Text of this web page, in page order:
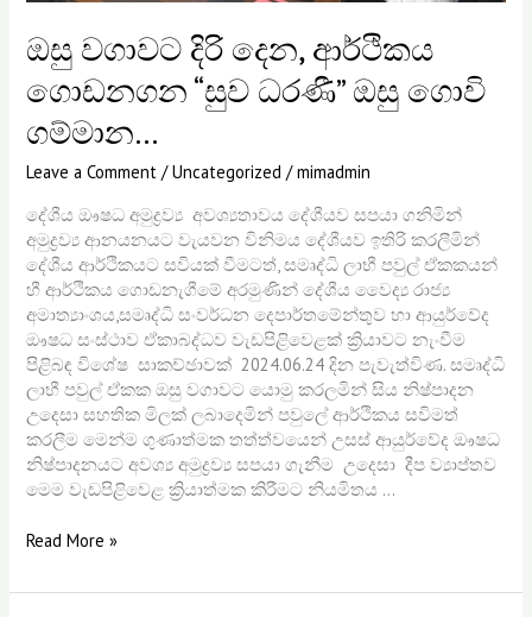
ඔසු වගාවට දිරි දෙන, ආර්ථිකය
ගොඩනගන “සුව ධරණී” ඔසු ගොවි
ගම්මාන…
Leave a Comment /Uncategorized /mimadmin
දේශීය ඖෂධ අමුද්‍රව්‍ය අවශ්‍යතාවය දේශීයව සපයා ගනිමින්
අමුද්‍රව්‍ය ආනයනයට වැයවන විනිමය දේශීයව ඉතිරි කරලීමින්
දේශීය ආර්ථිකයට සවියක් වීමටත්, සමෘද්ධි ලාභී පවුල් ඒකකයන්
හී ආර්ථිකය ගොඩනැගීමේ අරමුණින් දේශීය වෛද්‍ය රාජ්‍ය
අමාත්‍යාංශය,සමෘද්ධි සංවර්ධන දෙපාර්තමේන්තුව හා ආයුර්වේද
ඖෂධ සංස්ථාව ඒකාබද්ධව වැඩපිළිවෙළක් ක්‍රියාවට නැංවීම
පිළිබඳ විශේෂ සාකච්ඡාවක් 2024.06.24 දින පැවැත්විණ. සමෘද්ධි
ලාභී පවුල් ඒකක ඔසු වගාවට යොමු කරලමින් සිය නිෂ්පාදන
උදෙසා සහතික මිලක් ලබාදෙමින් පවුලේ ආර්ථිකය සවිමත්
කරලීම මෙන්ම ගුණාත්මක තත්ත්වයෙන් උසස් ආයුර්වේද ඖෂධ
නිෂ්පාදනයට අවශ්‍ය අමුද්‍රව්‍ය සපයා ගැනීම උදෙසා දීප ව්‍යාප්තව
මෙම වැඩපිළිවෙළ ක්‍රියාත්මක කිරීමට නියමිතය …
Read More »